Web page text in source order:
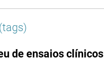
de ensaios clínicos